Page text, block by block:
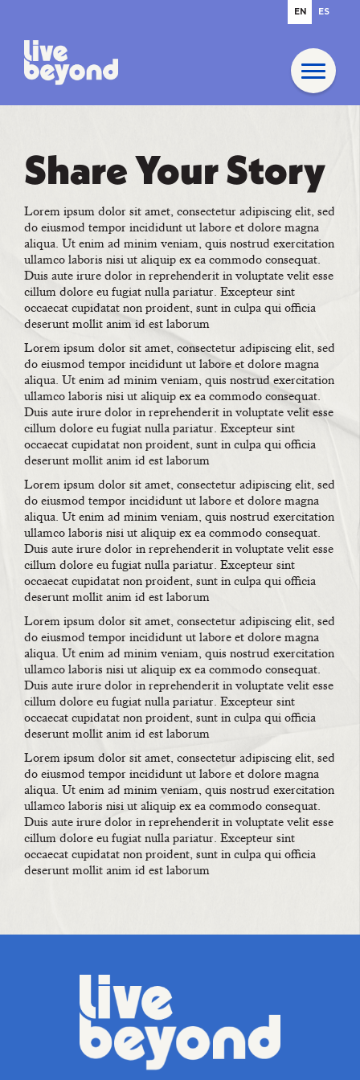
Share Your Story
Lorem ipsum dolor sit amet, consectetur adipiscing elit, sed
do eiusmod tempor incididunt ut labore et dolore magna
aliqua. Ut enim ad minim veniam, quis nostrud exercitation
ullamco laboris nisi ut aliquip ex ea commodo consequat.
Duis aute irure dolor in reprehenderit in voluptate velit esse
cillum dolore eu fugiat nulla pariatur. Excepteur sint
occaecat cupidatat non proident, sunt in culpa qui officia
deserunt mollit anim id est laborum
Lorem ipsum dolor sit amet, consectetur adipiscing elit, sed
do eiusmod tempor incididunt ut labore et dolore magna
aliqua. Ut enim ad minim veniam, quis nostrud exercitation
ullamco laboris nisi ut aliquip ex ea commodo consequat.
Duis aute irure dolor in reprehenderit in voluptate velit esse
cillum dolore eu fugiat nulla pariatur. Excepteur sint
occaecat cupidatat non proident, sunt in culpa qui officia
deserunt mollit anim id est laborum
Lorem ipsum dolor sit amet, consectetur adipiscing elit, sed
do eiusmod tempor incididunt ut labore et dolore magna
aliqua. Ut enim ad minim veniam, quis nostrud exercitation
ullamco laboris nisi ut aliquip ex ea commodo consequat.
Duis aute irure dolor in reprehenderit in voluptate velit esse
cillum dolore eu fugiat nulla pariatur. Excepteur sint
occaecat cupidatat non proident, sunt in culpa qui officia
deserunt mollit anim id est laborum
Lorem ipsum dolor sit amet, consectetur adipiscing elit, sed
do eiusmod tempor incididunt ut labore et dolore magna
aliqua. Ut enim ad minim veniam, quis nostrud exercitation
ullamco laboris nisi ut aliquip ex ea commodo consequat.
Duis aute irure dolor in reprehenderit in voluptate velit esse
cillum dolore eu fugiat nulla pariatur. Excepteur sint
occaecat cupidatat non proident, sunt in culpa qui officia
deserunt mollit anim id est laborum
Lorem ipsum dolor sit amet, consectetur adipiscing elit, sed
do eiusmod tempor incididunt ut labore et dolore magna
aliqua. Ut enim ad minim veniam, quis nostrud exercitation
ullamco laboris nisi ut aliquip ex ea commodo consequat.
Duis aute irure dolor in reprehenderit in voluptate velit esse
cillum dolore eu fugiat nulla pariatur. Excepteur sint
occaecat cupidatat non proident, sunt in culpa qui officia
deserunt mollit anim id est laborum
EN ES